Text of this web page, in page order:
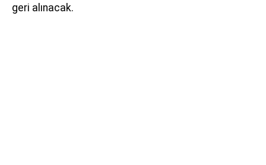
geri alınacak.